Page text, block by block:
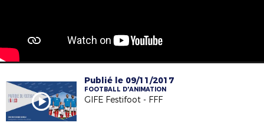
Publié le 09/11/2017
FOOTBALL D'ANIMATION
GIFE Festifoot - FFF